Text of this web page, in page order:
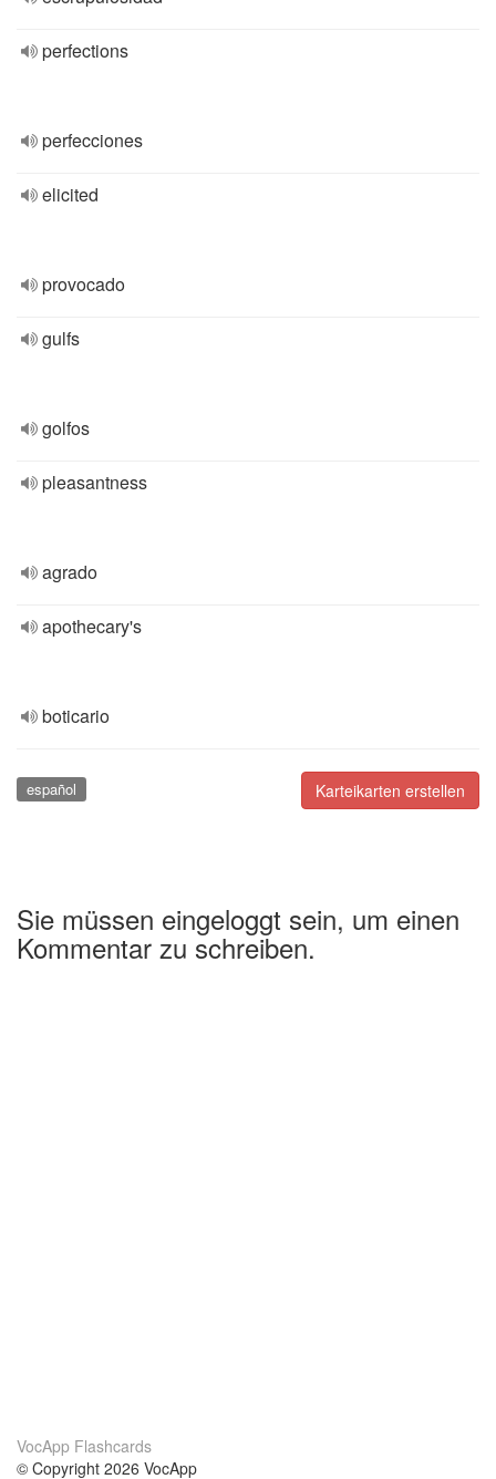
perfections
perfecciones
elicited
provocado
gulfs
golfos
pleasantness
agrado
apothecary's
boticario
Karteikarten erstellen
español
Sie müssen eingeloggt sein, um einen
Kommentar zu schreiben.
VocApp Flashcards
© Copyright 2026 VocApp